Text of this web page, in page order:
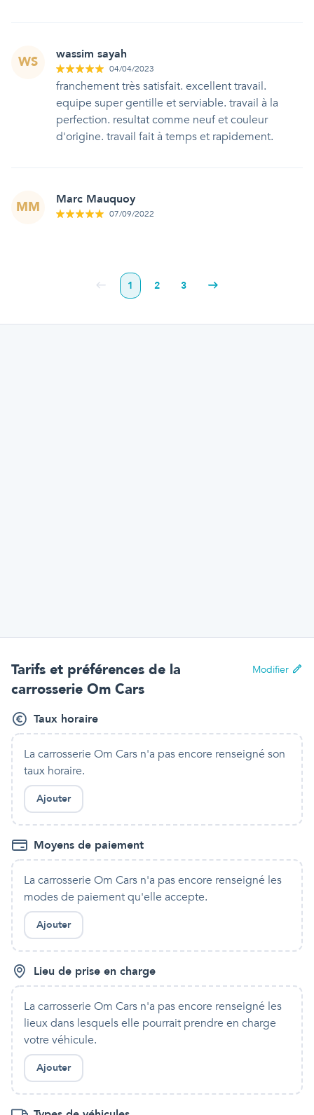
WS wassim sayah
04/04/2023
franchement très satisfait. excellent travail.
equipe super gentille et serviable. travail à la
perfection. resultat comme neuf et couleur
d'origine. travail fait à temps et rapidement.
MM Marc Mauquoy
07/09/2022
1 2 3
Tarifs et préférences de la
carrosserie Om Cars
Modifier
Taux horaire
La carrosserie Om Cars n'a pas encore renseigné son
taux horaire.
Ajouter
Moyens de paiement
La carrosserie Om Cars n'a pas encore renseigné les
modes de paiement qu'elle accepte.
Ajouter
Lieu de prise en charge
La carrosserie Om Cars n'a pas encore renseigné les
lieux dans lesquelselle pourrait prendre en charge
votre véhicule.
Ajouter